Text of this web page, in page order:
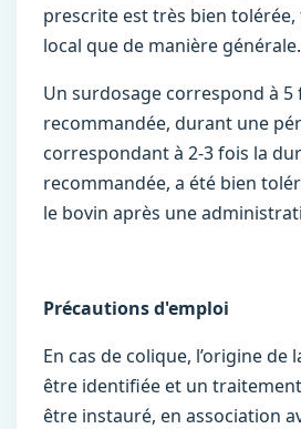
prescrite est très bien tolérée,
local que de manière générale.
Un surdosage correspond à 5
recommandée, durant une
correspondant à 2-3 fois la
recommandée, a été bien
le bovin après une
Précautions d'emploi
En cas de colique, l’origine
être identifiée et un
être instauré, en association